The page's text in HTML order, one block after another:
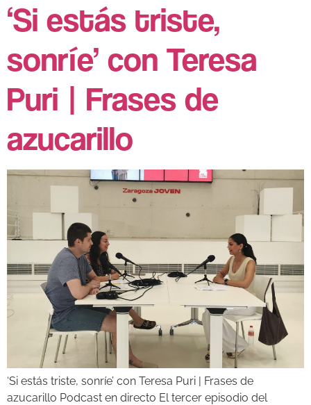
‘Si estás triste,
sonríe’ con Teresa
Puri | Frases de
azucarillo
‘Si estás triste, sonríe’ con Teresa Puri | Frases de
azucarillo Podcast en directo El tercer episodio del